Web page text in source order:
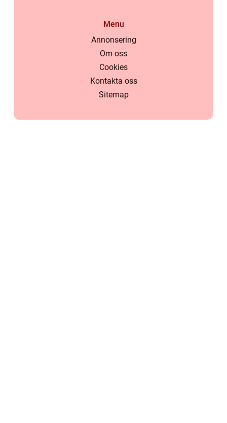
Menu
Annonsering
Om oss
Cookies
Kontakta oss
Sitemap